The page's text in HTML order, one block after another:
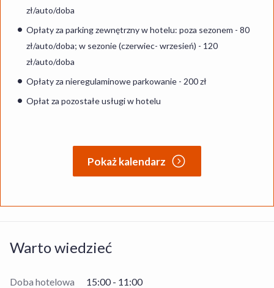
zł/auto/doba
Opłaty za parking zewnętrzny w hotelu: poza sezonem - 80
zł/auto/doba; w sezonie (czerwiec- wrzesień) - 120
zł/auto/doba
Opłaty za nieregulaminowe parkowanie - 200 zł
Opłat za pozostałe usługi w hotelu
Pokaż kalendarz
Warto wiedzieć
Doba hotelowa 15:00 - 11:00